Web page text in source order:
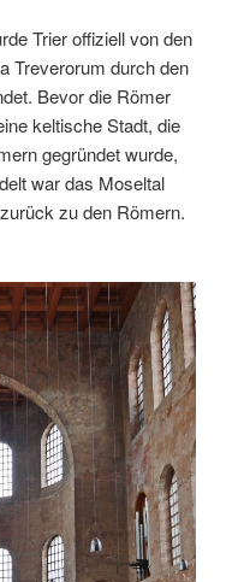
Trier offiziell von den
Treverorum durch den
Bevor die Römer
keltische Stadt, die
gegründet wurde,
war das Moseltal
zu den Römern.